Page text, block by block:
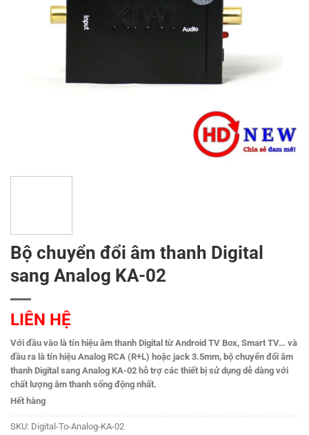
Bộ chuyển đổi âm thanh Digital
sang Analog KA-02
LIÊN HỆ
Với đầu vào là tín hiệu âm thanh Digital từ Android TV Box, Smart TV… và
đầu ra là tín hiệu Analog RCA (R+L) hoặc jack 3.5mm, bộ chuyển đổi âm
thanh Digital sang Analog KA-02 hỗ trợ các thiết bị sử dụng dễ dàng với
chất lượng âm thanh sống động nhất.
Hết hàng
SKU: Digital-To-Analog-KA-02